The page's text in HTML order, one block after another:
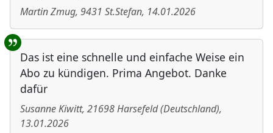
Martin Zmug, 9431 St.Stefan, 14.01.2026
Das ist eine schnelle und einfache Weise ein
Abo zu kündigen. Prima Angebot. Danke
dafür
Susanne Kiwitt, 21698Harsefeld(Deutschland),
13.01.2026